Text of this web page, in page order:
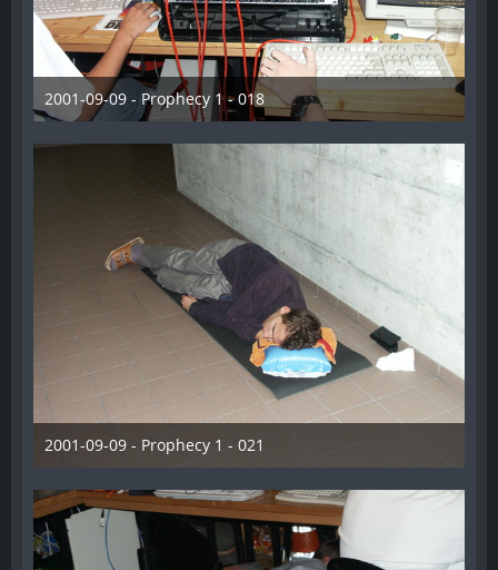
2001-09-09 - Prophecy 1 - 018
28. Dezember 2012
2001-09-09 - Prophecy 1 - 021
28. Dezember 2012